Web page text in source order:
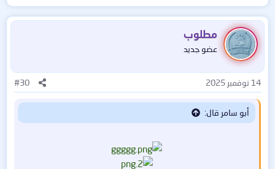
مطلوب
عضو جديد
14 نوفمبر 2025 #30
أبو سامر قال: